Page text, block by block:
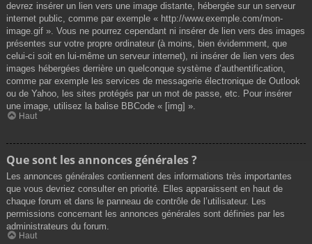
devrez insérer un lien vers une image distante, hébergée sur un serveur
internet public, comme par exemple « http://www.exemple.com/mon-
image.gif ». Vous ne pourrez cependant ni insérer de lien vers des images
présentes sur votre propre ordinateur (à moins, bien évidemment, que
celui-ci soit en lui-même un serveur internet), ni insérer de lien vers des
images hébergées derrière un quelconque système d’authentification,
comme par exemple les services de messagerie électronique de Outlook
ou de Yahoo, les sites protégés par un mot de passe, etc. Pour insérer
une image, utilisez la balise BBCode « [img] ».
Haut
Que sont les annonces générales ?
Les annonces générales contiennent des informations très importantes
que vous devriez consulter en priorité. Elles apparaissent en haut de
chaque forum et dans le panneau de contrôle de l’utilisateur. Les
permissions concernant les annonces générales sont définies par les
administrateurs du forum.
Haut